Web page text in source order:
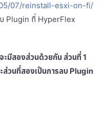
07/reinstall-esxi-on-fi/
บ Plugin ที่ HyperFlex
มีสองส่วนด้วยกัน ส่วนที่ 1
วนที่สองเป็นการลบ Plugin